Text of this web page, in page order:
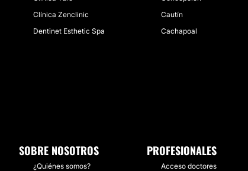
Clínica Zenclinic
Dentinet Esthetic Spa
Cautín
Cachapoal
SOBRE NOSOTROS
¿Quiénes somos?
PROFESIONALES
Acceso doctores